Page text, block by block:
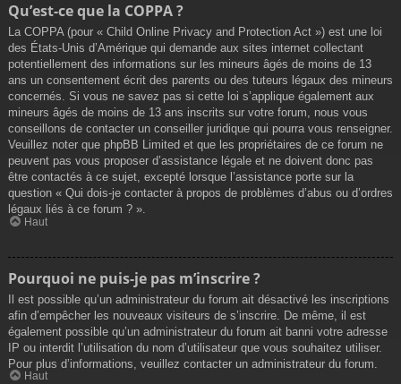
Qu’est-ce que la COPPA ?
La COPPA (pour « Child Online Privacy and Protection Act ») est une loi
des États-Unis d’Amérique qui demande aux sites internet collectant
potentiellement des informations sur les mineurs âgés de moins de 13
ans un consentement écrit des parents ou des tuteurs légaux des mineurs
concernés. Si vous ne savez pas si cette loi s’applique également aux
mineurs âgés de moins de 13 ans inscrits sur votre forum, nous vous
conseillons de contacter un conseiller juridique qui pourra vous renseigner.
Veuillez noter que phpBB Limited et que les propriétaires de ce forum ne
peuvent pas vous proposer d’assistance légale et ne doivent donc pas
être contactés à ce sujet, excepté lorsque l’assistance porte sur la
question « Qui dois-je contacter à propos de problèmes d’abus ou d’ordres
légaux liés à ce forum ? ».
Haut
Pourquoi ne puis-je pas m’inscrire ?
Il est possible qu’un administrateur du forum ait désactivé les inscriptions
afin d’empêcher les nouveaux visiteurs de s’inscrire. De même, il est
également possible qu’un administrateur du forum ait banni votre adresse
IP ou interdit l’utilisation du nom d’utilisateur que vous souhaitez utiliser.
Pour plus d’informations, veuillez contacter un administrateur du forum.
Haut